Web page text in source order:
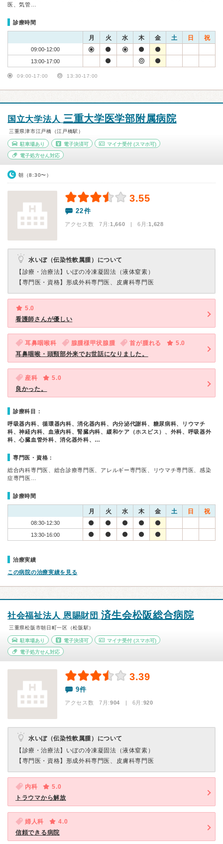
医、気管…
診療時間
月 火 水 木 金 土 日 祝
09:00-12:00
13:00-17:00
09:00-17:00 13:30-17:00
国立大学法人 三重大学医学部附属病院
三重県津市江戸橋（江戸橋駅）
駐車場あり 電子決済可 マイナ受付 (スマホ可)
電子処方せん対応
朝（8:30〜）
3.55
22件
アクセス数 7月:1,660 | 6月:1,628
水いぼ（伝染性軟属腫）について
【診療・治療法】 いぼの冷凍凝固法（液体窒素）
【専門医・資格】 形成外科専門医、皮膚科専門医
5.0
看護師さんが優しい
耳鼻咽喉科 腺腫様甲状腺腫 首が腫れる
5.0
耳鼻咽喉・頭頸部外来でお世話になりました。
産科
5.0
良かった。
診療科目：
呼吸器内科、循環器内科、消化器内科、内分泌代謝科、糖尿病科、リウマチ
科、神経内科、血液内科、腎臓内科、緩和ケア（ホスピス）、外科、呼吸器外
科、心臓血管外科、消化器外科、…
専門医・資格：
総合内科専門医、総合診療専門医、アレルギー専門医、リウマチ専門医、感染
症専門医…
診療時間
月 火 水 木 金 土 日 祝
08:30-12:30
13:30-16:00
治療実績
この病院の治療実績を見る
社会福祉法人 恩賜財団済生会松阪総合病院
三重県松阪市朝日町一区（松阪駅）
駐車場あり 電子決済可 マイナ受付 (スマホ可)
電子処方せん対応
3.39
9件
アクセス数 7月:904 | 6月:920
水いぼ（伝染性軟属腫）について
【診療・治療法】 いぼの冷凍凝固法（液体窒素）
【専門医・資格】 形成外科専門医、皮膚科専門医
内科
5.0
トラウマから解放
婦人科
4.0
信頼できる病院